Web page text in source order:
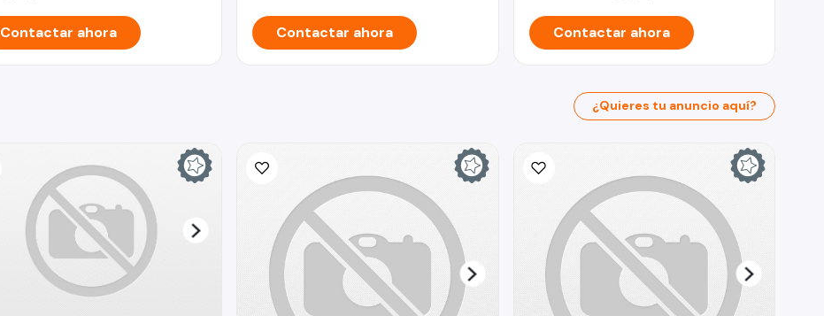
Contactar ahora Contactar ahora Contactar ahora
¿Quieres tu anuncio aquí?